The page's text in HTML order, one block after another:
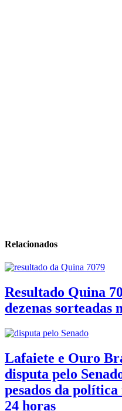
Relacionados
Resultado Quina
dezenas sorteadas
Lafaiete e Ouro
disputa pelo
pesados da
24 horas